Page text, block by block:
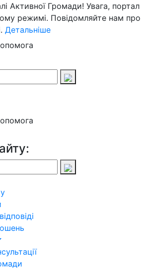
Активної Громади! Увага, портал
режимі. Повідомляйте нам про
Детальніше